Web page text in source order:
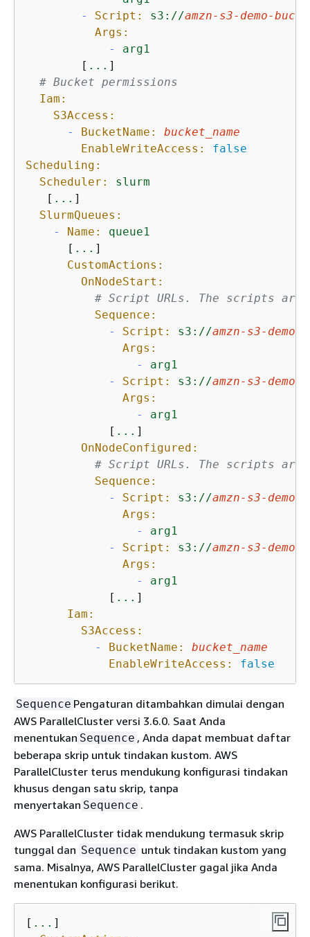
-
Script: s3://amzn-s3-demo-
Args:
-
arg1
        [
... ]
# Bucket permissions
Iam:
S3Access:
-
BucketName:
bucket_name
EnableWriteAccess:
false
Scheduling:
Scheduler:
slurm
   [
... ]
SlurmQueues:
-
Name:
queue1
      [
... ]
CustomActions:
OnNodeStart:
# Script URLs. The scripts
Sequence:
-
Script: s3://amzn-s3-demo-
Args:
-
arg1
-
Script: s3://amzn-s3-demo-
Args:
-
arg1
            [
... ]
OnNodeConfigured:
# Script URLs. The scripts
Sequence:
-
Script: s3://amzn-s3-demo-
Args:
-
arg1
-
Script: s3://amzn-s3-demo-
Args:
-
arg1
            [
... ]
Iam:
S3Access:
-
BucketName:
bucket_name
EnableWriteAccess:
false
Sequence Pengaturan ditambahkan dimulai dengan
AWS ParallelCluster versi 3.6.0. Saat Anda
menentukan Sequence , Anda dapat membuat daftar
beberapa skrip untuk tindakan kustom. AWS
ParallelCluster terus mendukung konfigurasi tindakan
khusus dengan satu skrip, tanpa
menyertakan Sequence .
AWS ParallelCluster tidak mendukung termasuk skrip
tunggal dan Sequence untuk tindakan kustom yang
sama. Misalnya, AWS ParallelCluster gagal jika Anda
menentukan konfigurasi berikut.
[ ... ]